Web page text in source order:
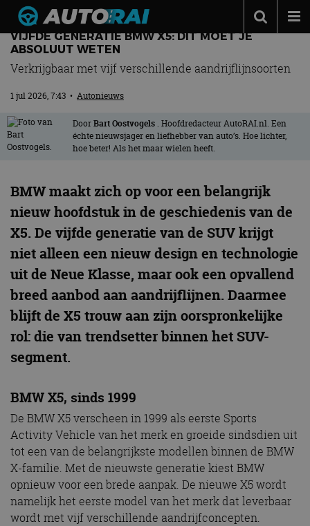
Autonieuws
Podcast
Autotests
Automerken
Adverteren
MotorRAI.nl
VIJFDE GENERATIE BMW X5: DIT MOET JE
ABSOLUUT WETEN
Verkrijgbaar met vijf verschillende aandrijflijnsoorten
1 jul 2026, 7:43 • Autonieuws
DoorBart Oostvogels . Hoofdredacteur AutoRAI.nl. Een
échte nieuwsjager en liefhebber van auto’s. Hoe lichter,
hoe beter! Als het maar wielen heeft.
BMW maakt zich op voor een belangrijk
nieuw hoofdstuk in de geschiedenis van de
X5. De vijfde generatie van de SUV krijgt
niet alleen een nieuw design en technologie
uit de Neue Klasse, maar ook een opvallend
breed aanbod aan aandrijflijnen. Daarmee
blijft de X5 trouw aan zijn oorspronkelijke
rol: die van trendsetter binnen het SUV-
segment.
BMW X5, sinds 1999
De BMW X5 verscheen in 1999 als eerste Sports
Activity Vehicle van het merk en groeide sindsdien uit
tot een van de belangrijkste modellen binnen de BMW
X-familie. Met de nieuwste generatie kiest BMW
opnieuw voor een brede aanpak. De nieuwe X5 wordt
namelijk het eerste model van het merk dat leverbaar
wordt met vijf verschillende aandrijfconcepten.